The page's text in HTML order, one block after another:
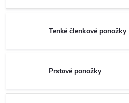
Tenké členkové ponožky
Prstové ponožky